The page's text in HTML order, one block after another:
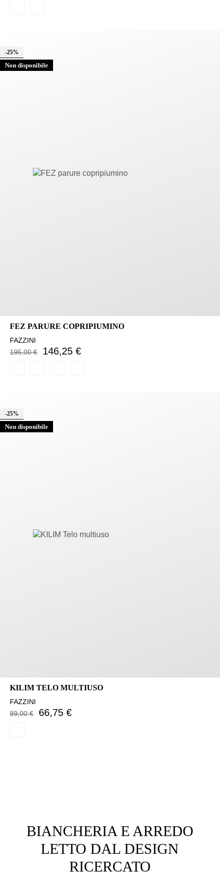
-25%
Non disponibile
FEZ PARURE COPRIPIUMINO
FAZZINI
195,00 €
146,25 €
-25%
Non disponibile
KILIM TELO MULTIUSO
FAZZINI
89,00 €
66,75 €
BIANCHERIA E ARREDO
LETTO DAL DESIGN
RICERCATO